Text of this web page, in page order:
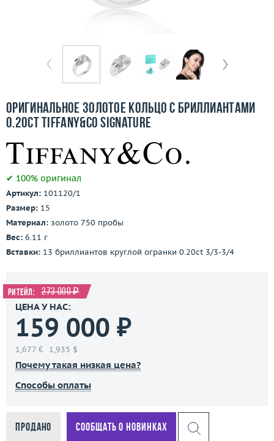
Бесплатная доставка
О компании
Контакты
3D-тур по шоуруму
Оригинальное золотое кольцо с бриллиантами
0.20ct Tiffany&Co Signature
✔ 100% оригинал
Артикул: 101120/1
Размер: 15
Материал: золото 750 пробы
Вес: 6.11 г
Вставки: 13 бриллиантов круглой огранки 0.20ct 3/3-3/4
Ритейл: 273 000 ₽
ЦЕНА У НАС:
159 000 ₽
1,677 € 1,935 $
Почему такая низкая цена?
Способы оплаты
Продано Сообщать о новинках